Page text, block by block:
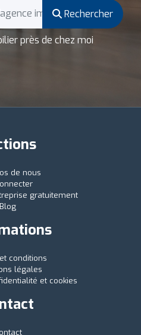
Rechercher
près de chez moi
de nous
gratuitement
Blog
conditions
légales
et cookies